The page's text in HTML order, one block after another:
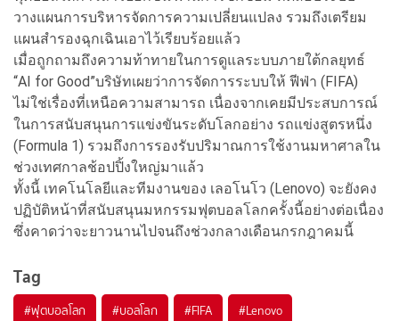
วางแผนการบริหารจัดการความเปลี่ยนแปลง รวมถึงเตรียม
แผนสำรองฉุกเฉินเอาไว้เรียบร้อยแล้ว
เมื่อถูกถามถึงความท้าทายในการดูแลระบบภายใต้กลยุทธ์
“AI for Good”บริษัทเผยว่าการจัดการระบบให้ ฟีฟ่า (FIFA)
ไม่ใช่เรื่องที่เหนือความสามารถ เนื่องจากเคยมีประสบการณ์
ในการสนับสนุนการแข่งขันระดับโลกอย่าง รถแข่งสูตรหนึ่ง
(Formula 1) รวมถึงการรองรับปริมาณการใช้งานมหาศาลใน
ช่วงเทศกาลช้อปปิ้งใหญ่มาแล้ว
ทั้งนี้ เทคโนโลยีและทีมงานของ เลอโนโว (Lenovo) จะยังคง
ปฏิบัติหน้าที่สนับสนุนมหกรรมฟุตบอลโลกครั้งนี้อย่างต่อเนื่อง
ซึ่งคาดว่าจะยาวนานไปจนถึงช่วงกลางเดือนกรกฎาคมนี้
Tag
#ฟุตบอลโลก #บอลโลก #FIFA #Lenovo